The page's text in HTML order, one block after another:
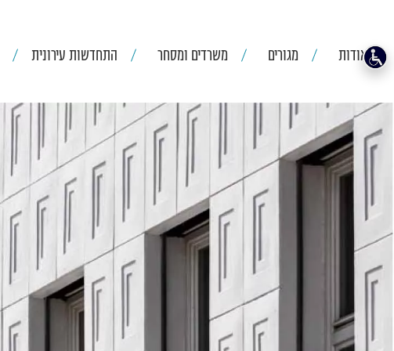
אודות מגורים משרדים ומסחר התחדשות עירונית